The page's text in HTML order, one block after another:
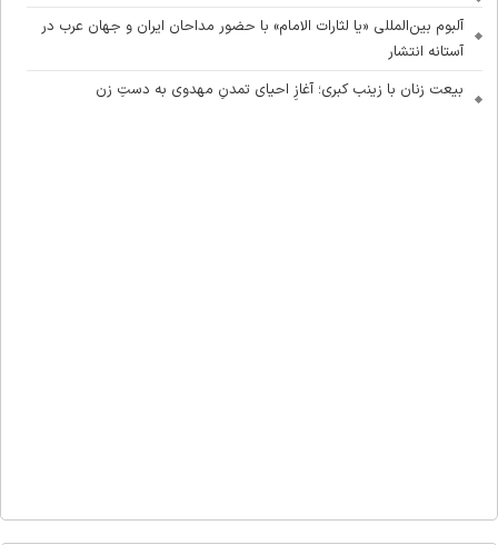
آلبوم بین‌المللی «یا لثارات الامام» با حضور مداحان ایران و جهان عرب در
آستانه انتشار
بیعت زنان با زینب کبری؛ آغازِ احیای تمدنِ مهدوی به دستِ زن